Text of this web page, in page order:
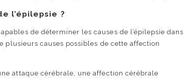
l’épilepsie ?
de déterminer les causes de l’épilepsie dans
plusieurs causes possibles de cette affection
attaque cérébrale, une affection cérébrale